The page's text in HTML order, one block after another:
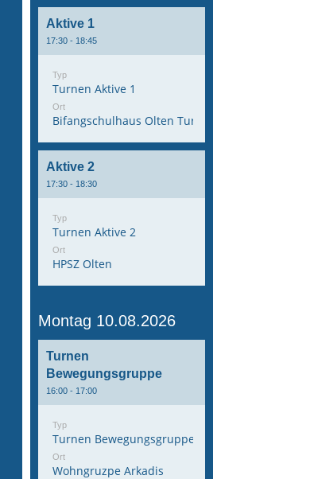
Aktive 1
17:30 - 18:45
Typ
Turnen Aktive 1
Ort
Bifangschulhaus Olten Turnhalle 1
Aktive 2
17:30 - 18:30
Typ
Turnen Aktive 2
Ort
HPSZ Olten
Montag 10.08.2026
Turnen
Bewegungsgruppe
16:00 - 17:00
Typ
Turnen Bewegungsgruppe
Ort
Wohngruzpe Arkadis